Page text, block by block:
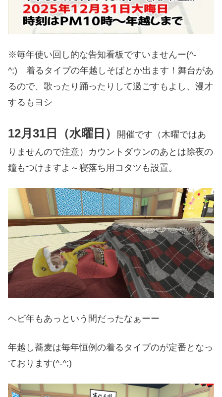
※毎年使い回し的な告知看板ですいませんー(^-
^;) 着るタイプの年越しそばとか出ます！舞台があ
るので、歌ったり踊ったりして過ごすもよし、漫才
するもヨシ
12月31日（水曜日）
開催です（木曜ではあ
りませんので注意）カウントダウンのあとは除夜の
鐘もつけますよ～寝落ち用コタツも設置。
ヘビ年もあっという間だったなぁーー
年越し蕎麦は毎年恒例の着るタイプのが定番となっ
ております(^-^;)